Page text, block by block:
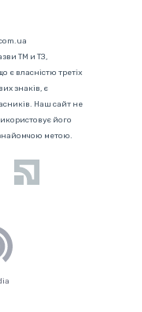
ТМ и ТЗ,
є власністю третіх
знаків, є
Наш сайт не
його
метою.